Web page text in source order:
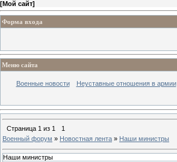
[Мой сайт]
Форма входа
Меню сайта
Военные новости Неуставные отношения в армии
Страница 1 из 1
1
Военный форум » Новостная лента » Наши министры
Наши министры